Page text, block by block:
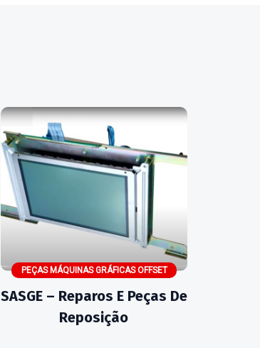
PEÇAS MÁQUINAS GRÁFICAS OFFSET
SASGE – Reparos E Peças De
Reposição